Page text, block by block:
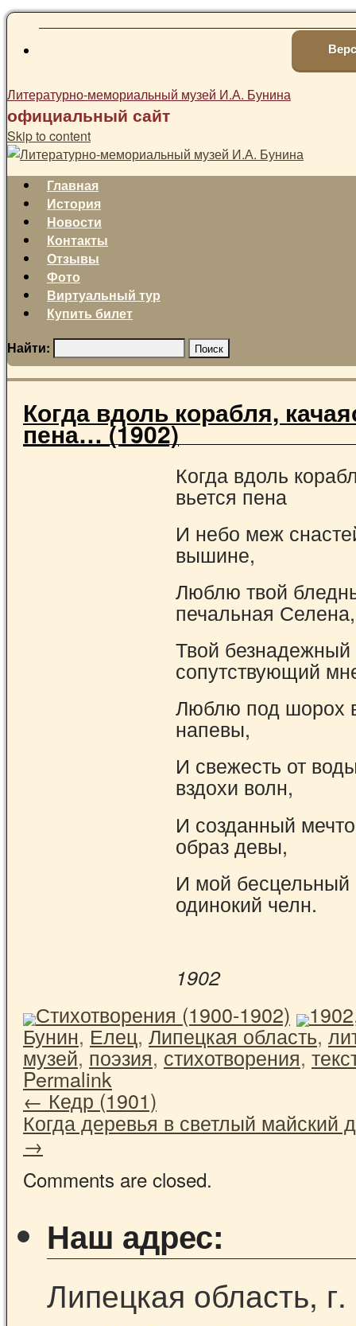
Литературно-мемориальный музей И.А. Бунина
официальный сайт
Skip to content
Главная
История
Новости
Контакты
Отзывы
Фото
Виртуальный тур
Купить билет
Найти:
Когда вдоль корабля,
пена… (1902)
Когда вдоль
вьется пена
И небо меж
вышине,
Люблю твой
печальная Селена,
Твой безнадежный
сопутствующий
Люблю под шорох
напевы,
И свежесть от
вздохи волн,
И созданный
образ девы,
И мой бесцельный
одинокий челн.
1902
Стихотворения (1900-1902) 1902
Бунин,Елец,Липецкая область,
музей, поэзия,стихотворения,
Permalink
←Кедр (1901)
Когда деревья в светлый майский
→
Comments are closed.
Наш адрес:
Липецкая область,